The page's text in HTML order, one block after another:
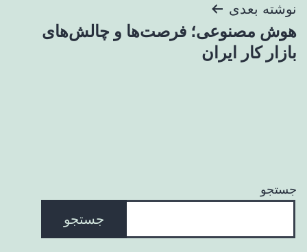
نوشته بعدی
هوش مصنوعی؛ فرصت‌ها و چالش‌های
بازار کار ایران
جستجو
جستجو